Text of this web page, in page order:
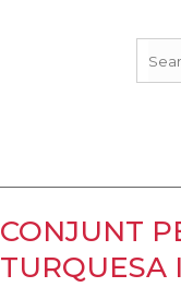
CONJUNT
TURQUESA